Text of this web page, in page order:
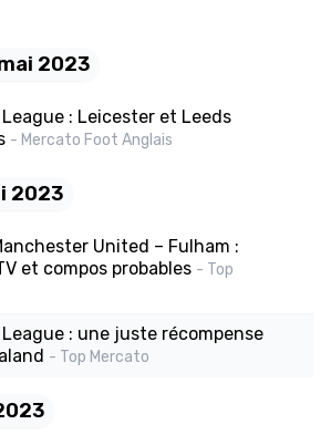
2023
: Leicester et Leeds
- Mercato Foot Anglais
2023
United – Fulham :
et compos probables - Top
: une juste récompense
- Top Mercato